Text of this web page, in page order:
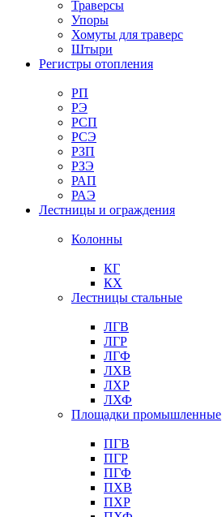
Траверсы
Упоры
Хомуты для траверс
Штыри
Регистры отопления
РП
РЭ
РСП
РСЭ
РЗП
РЗЭ
РАП
РАЭ
Лестницы и ограждения
Колонны
КГ
КХ
Лестницы стальные
ЛГВ
ЛГР
ЛГФ
ЛХВ
ЛХР
ЛХФ
Площадки промышленные
ПГВ
ПГР
ПГФ
ПХВ
ПХР